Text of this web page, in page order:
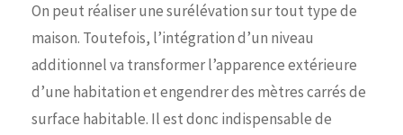
On peut réaliser une surélévation sur tout type de
maison. Toutefois, l’intégration d’un niveau
additionnel va transformer l’apparence extérieure
d’une habitation et engendrer des mètres carrés de
surface habitable. Il est donc indispensable de